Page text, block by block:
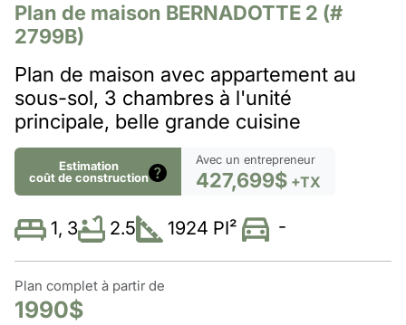
Plan de maison BERNADOTTE 2 (#
2799B)
Plan de maison avec appartement au
sous-sol, 3 chambres à l'unité
principale, belle grande cuisine
Estimation
coût de construction
Avec un entrepreneur
427,699$ +TX
1, 3 2.5 1924 PI² -
Plan complet à partir de
1990$